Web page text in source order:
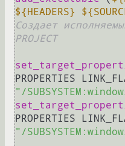
${HEADERS}
Создает
PROJECT
"/
"/